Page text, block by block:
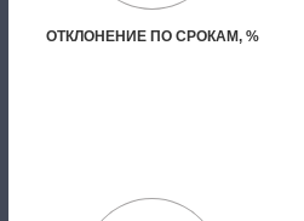
ОТКЛОНЕНИЕ ПО СРОКАМ, %